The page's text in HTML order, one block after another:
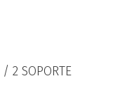
/ 2 SOPORTE